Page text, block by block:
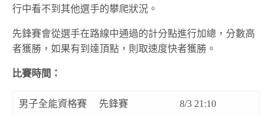
行中看不到其他選手的攀爬狀況。
先鋒賽會從選手在路線中通過的計分點進行加總，分數高
者獲勝，如果有到達頂點，則取速度快者獲勝。
比賽時間：
男子全能資格賽 先鋒賽 8/3 21:10